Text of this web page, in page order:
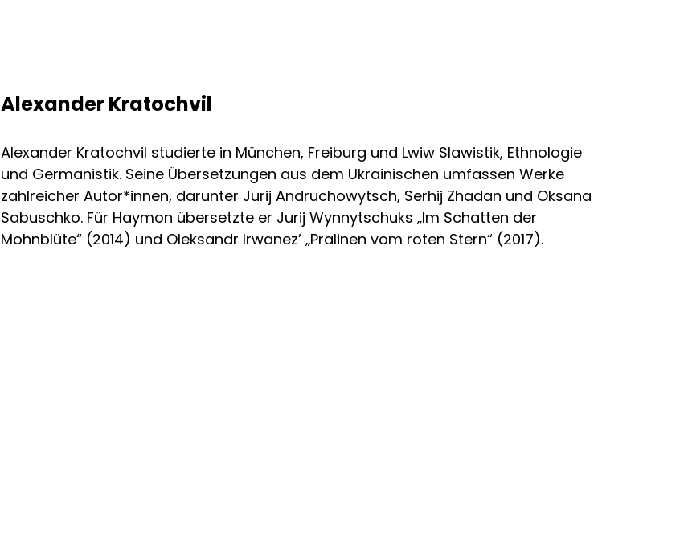
Alexander Kratochvil
Alexander Kratochvil studierte in München, Freiburg und Lwiw Slawistik, Ethnologie
und Germanistik. Seine Übersetzungen aus dem Ukrainischen umfassen Werke
zahlreicher Autor*innen, darunter Jurij Andruchowytsch, Serhij Zhadan und Oksana
Sabuschko. Für Haymon übersetzte er Jurij Wynnytschuks „Im Schatten der
Mohnblüte“ (2014) und Oleksandr Irwanez’ „Pralinen vom roten Stern“ (2017).